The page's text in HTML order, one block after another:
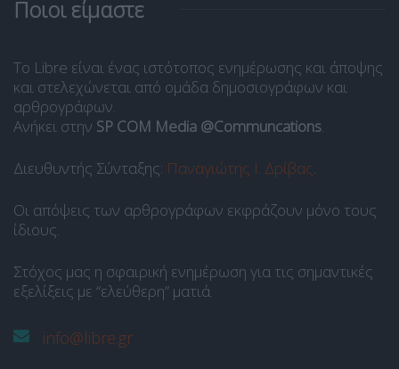
Ποιοι είμαστε
Το Libre είναι ένας ιστότοπος ενημέρωσης και άποψης
και στελεχώνεται από ομάδα δημοσιογράφων και
αρθρογράφων.
Ανήκει στην SP COM Media @Communcations.
Διευθυντής Σύνταξης: Παναγιώτης Ι. Δρίβας.
Οι απόψεις των αρθρογράφων εκφράζουν μόνο τους
ίδιους.
Στόχος μας η σφαιρική ενημέρωση για τις σημαντικές
εξελίξεις με “ελεύθερη” ματιά.
info@libre.gr